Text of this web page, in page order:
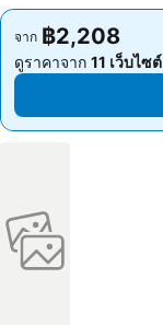
จาก ฿2,208
ดูราคาจาก 11 เว็บไซต์
จาก ฿2,208
ดูราคาจาก 11 เว็บไซต์